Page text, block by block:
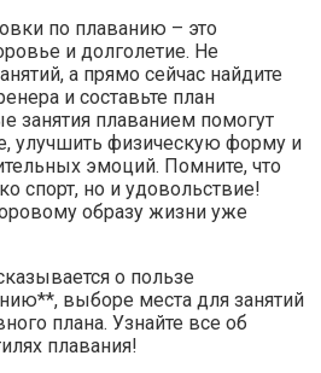
по плаванию – это
и долголетие. Не
а прямо сейчас найдите
и составьте план
занятия плаванием помогут
улучшить физическую форму и
эмоций. Помните, что
спорт, но и удовольствие!
образу жизни уже
о пользе
выборе места для занятий
плана. Узнайте все об
плавания!